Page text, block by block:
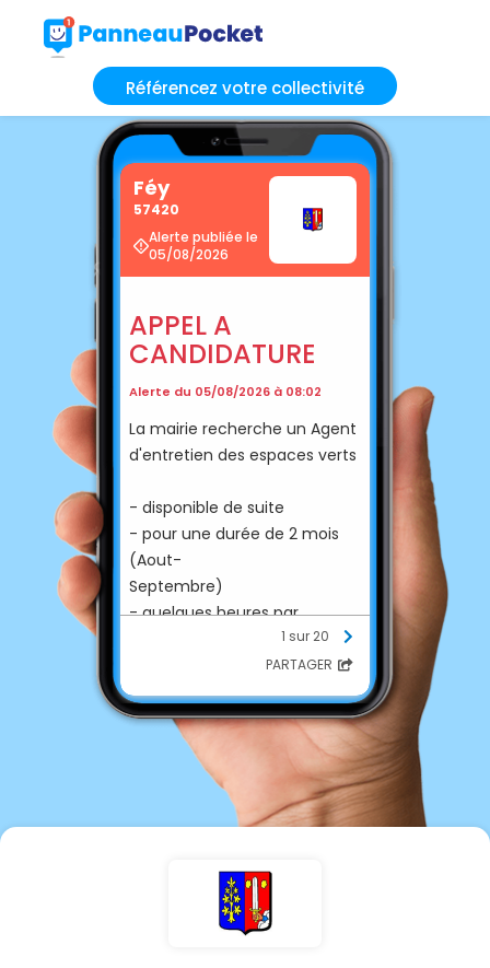
Référencez votre collectivité
Féy
57420
Alerte publiée le
05/08/2026
APPEL A
CANDIDATURE
Alerte du 05/08/2026 à 08:02
La mairie recherche un Agent
d'entretien des espaces verts
- disponible de suite
- pour une durée de 2 mois
(Aout-
Septembre)
- quelques heures par
(à définir ensemble)
Si vous êtes intéressé
contactez la mairie 03 87 52
1 sur 20
PARTAGER